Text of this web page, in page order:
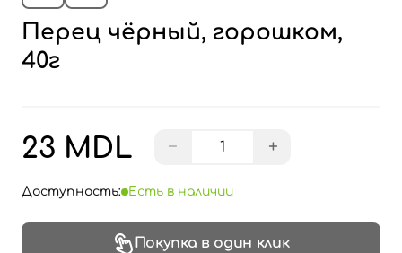
Перец чёрный, горошком,
40г
23 MDL − +
Доступность: Есть в наличии
Покупка в один клик